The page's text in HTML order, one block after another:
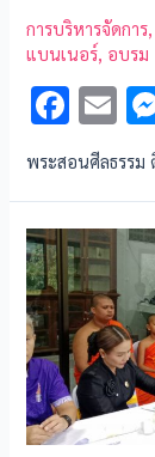
การบริหารจัดการ
แบนเนอร์, อบรม
F
ac
e
b
o
o
k
E
ai
l
พระสอนศีลธรรม